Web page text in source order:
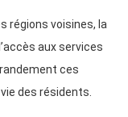
régions voisines, la
aux services
ces
des résidents.